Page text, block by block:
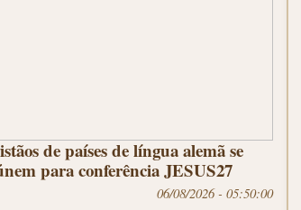
de países de língua alemã se
para conferência JESUS27
06/08/2026 - 05:50:00